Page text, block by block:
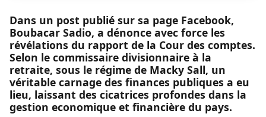
Dans un post publié sur sa page Facebook,
Boubacar Sadio, a dénonce avec force les
révélations du rapport de la Cour des comptes.
Selon le commissaire divisionnaire à la
retraite, sous le régime de Macky Sall, un
véritable carnage des finances publiques a eu
lieu, laissant des cicatrices profondes dans la
gestion economique et financière du pays.